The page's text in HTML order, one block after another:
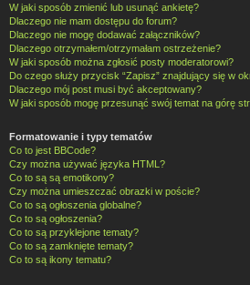
W jaki sposób zmienić lub usunąć ankietę?
Dlaczego nie mam dostępu do forum?
Dlaczego nie mogę dodawać załączników?
Dlaczego otrzymałem/otrzymałam ostrzeżenie?
W jaki sposób można zgłosić posty moderatorowi?
Do czego służy przycisk “Zapisz” znajdujący się w
Dlaczego mój post musi być akceptowany?
W jaki sposób mogę przesunąć swój temat na górę
Formatowanie i typy tematów
Co to jest BBCode?
Czy można używać języka HTML?
Co to są są emotikony?
Czy można umieszczać obrazki w poście?
Co to są ogłoszenia globalne?
Co to są ogłoszenia?
Co to są przyklejone tematy?
Co to są zamknięte tematy?
Co to są ikony tematu?